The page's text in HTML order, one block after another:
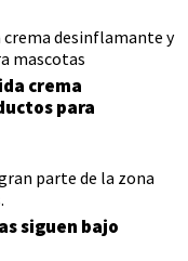
crema
para
siguen bajo